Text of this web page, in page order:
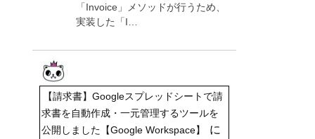
「Invoice」メソッドが行うため、
実装した「I…
【請求書】Googleスプレッドシートで請
求書を自動作成・一元管理するツールを
公開しました【Google Workspace】
に